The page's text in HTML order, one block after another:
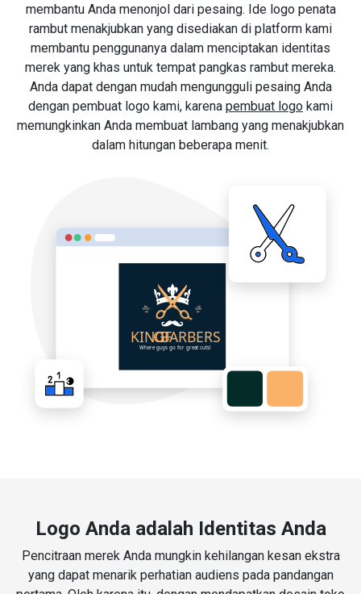
membantu Anda menonjol dari pesaing. Ide logo penata
rambut menakjubkan yang disediakan di platform kami
membantu penggunanya dalam menciptakan identitas
merek yang khas untuk tempat pangkas rambut mereka.
Anda dapat dengan mudah mengungguli pesaing Anda
dengan pembuat logo kami, karena pembuat logo kami
memungkinkan Anda membuat lambang yang menakjubkan
dalam hitungan beberapa menit.
Logo Anda adalah Identitas Anda
Pencitraan merek Anda mungkin kehilangan kesan ekstra
yang dapat menarik perhatian audiens pada pandangan